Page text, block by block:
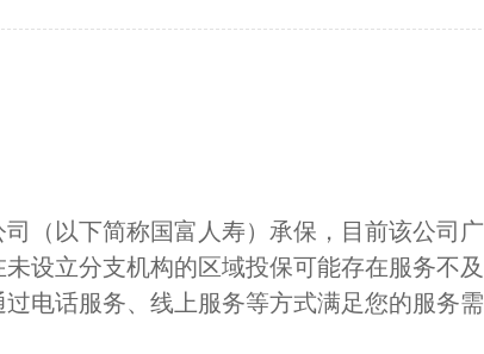
（以下简称国富人寿）承保，目前该公司广
设立分支机构的区域投保可能存在服务不及
电话服务、线上服务等方式满足您的服务需